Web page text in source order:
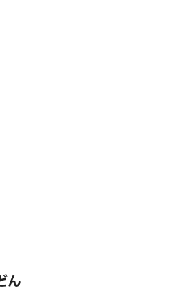
ん